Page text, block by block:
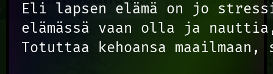
Eli lapsen elämä on jo
elämässä vaan olla ja
Totuttaa kehoansa